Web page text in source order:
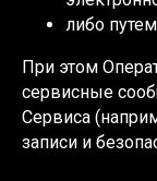
либо
При этом
сервисные
Сервиса
записи и